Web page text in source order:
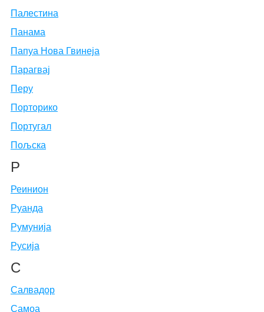
Палестина
Панама
Папуа Нова Гвинеја
Парагвај
Перу
Порторико
Португал
Пољска
Р
Реинион
Руанда
Румунија
Русија
С
Салвадор
Самоа